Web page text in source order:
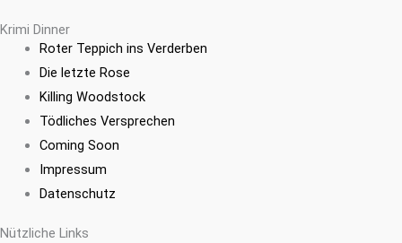
Krimi Dinner
Roter Teppich ins Verderben
Die letzte Rose
Killing Woodstock
Tödliches Versprechen
Coming Soon
Impressum
Datenschutz
Nützliche Links